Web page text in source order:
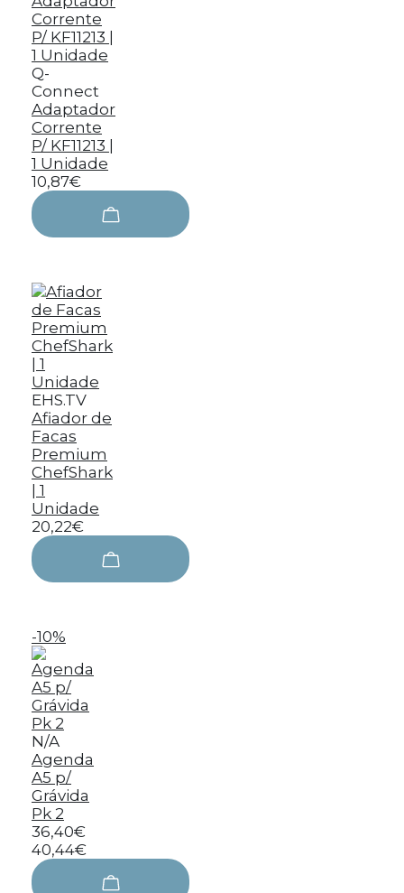
Q-
Connect
Adaptador
Corrente
P/ KF11213 |
1 Unidade
10,87€
EHS.TV
Afiador de
Facas
Premium
ChefShark
| 1
Unidade
20,22€
-10%
N/A
Agenda
A5 p/
Grávida
Pk 2
36,40€
40,44€